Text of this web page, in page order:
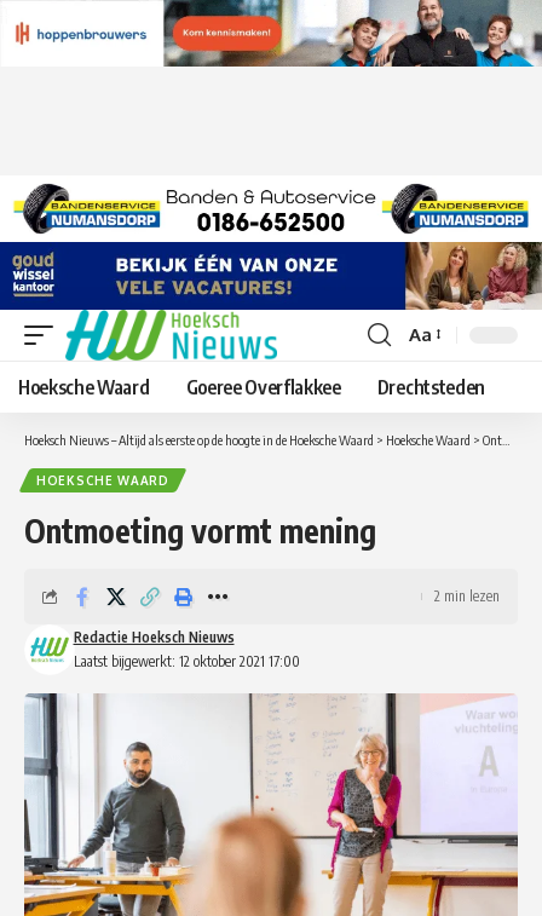
Lettergrootte
aanpassen
Aa
Hoeksche Waard Goeree Overflakkee Drechtsteden
Hoeksch Nieuws – Altijd als eerste op de hoogte in de Hoeksche Waard > Hoeksche Waard > Ontmoeting vormt mening
HOEKSCHE WAARD
Ontmoeting vormt mening
Laatst bijgewerkt: 12 oktober 2021 17:00
Redactie Hoeksch Nieuws
2 min lezen